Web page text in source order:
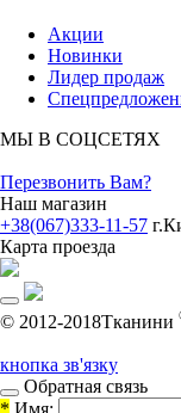
Акции
Новинки
Лидер продаж
МЫ В СОЦСЕТЯХ
Перезвонить Вам?
Наш магазин
+38(067)333-11-57
Карта проезда
© 2012-2018Тканини
кнопка зв'язку
Обратная связь
* Имя: